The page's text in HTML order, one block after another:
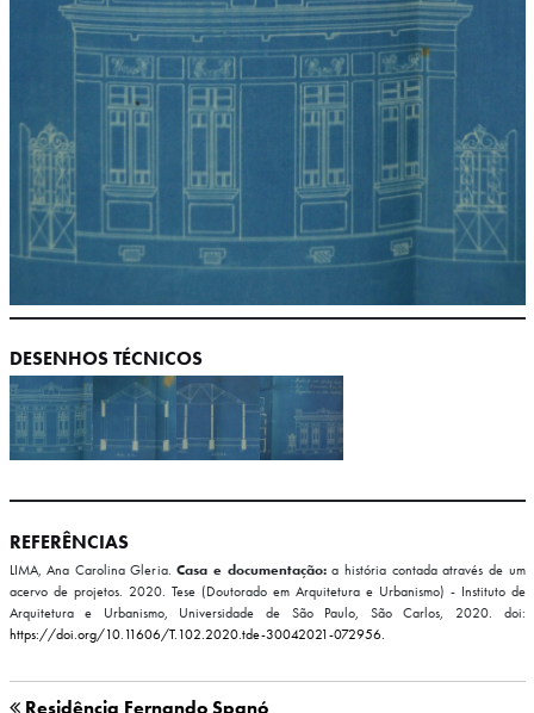
DESENHOS TÉCNICOS
REFERÊNCIAS
LIMA, Ana Carolina Gleria.Casa e documentação:a história contada através de um
acervo de projetos. 2020. Tese (Doutorado em Arquitetura e Urbanismo) - Instituto de
Arquitetura e Urbanismo, Universidade de São Paulo, São Carlos, 2020. doi:
https://doi.org/10.11606/T.102.2020.tde-30042021-072956.
Residência Fernando Spanó